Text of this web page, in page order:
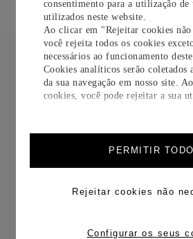
consentimento para a utilização de
utilizados neste website.
Ao clicar em "Rejeitar cookies não
você rejeita todos os cookies
necessários ao funcionamento
Cookies analíticos serão
da sua navegação em nosso site.
cookies, você pode rejeitar a sua
PERMITIR
Rejeitar cookies não
Configurar os seus